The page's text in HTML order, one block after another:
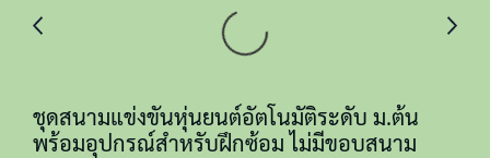
ชุดสนามแข่งขันหุ่นยนต์อัตโนมัติระดับ ม.ต้น
พร้อมอุปกรณ์สำหรับฝึกซ้อม ไม่มีขอบสนาม